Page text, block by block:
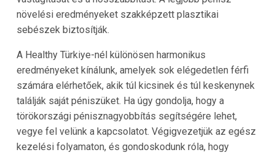
növelési eredményeket szakképzett plasztikai
sebészek biztosítják.
A Healthy Türkiye-nél különösen harmonikus
eredményeket kínálunk, amelyek sok elégedetlen férfi
számára elérhetőek, akik túl kicsinek és túl keskenynek
találják saját péniszüket. Ha úgy gondolja, hogy a
törökországi pénisznagyobbítás segítségére lehet,
vegye fel velünk a kapcsolatot. Végigvezetjük az egész
kezelési folyamaton, és gondoskodunk róla, hogy